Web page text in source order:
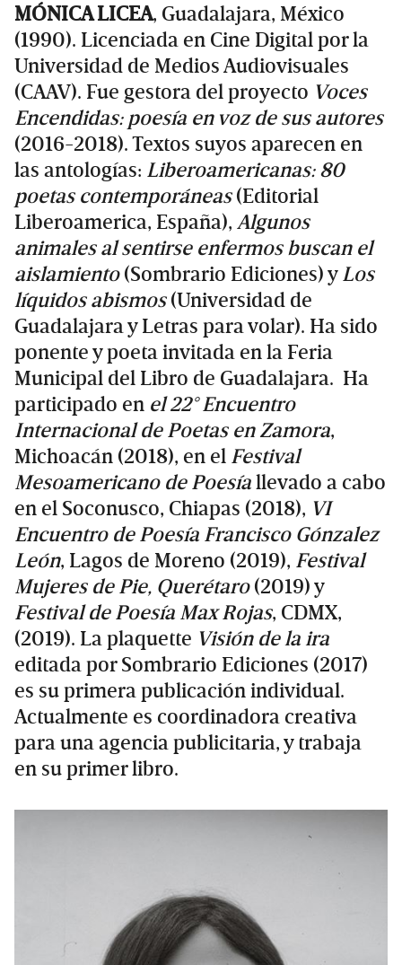
MÓNICA LICEA, Guadalajara, México
(1990). Licenciada en Cine Digital por la
Universidad de Medios Audiovisuales
(CAAV). Fue gestora del proyecto Voces
Encendidas: poesía en voz de sus autores
(2016-2018). Textos suyos aparecen en
las antologías: Liberoamericanas: 80
poetas contemporáneas(Editorial
Liberoamerica, España), Algunos
animales al sentirse enfermos buscan el
aislamiento(Sombrario Ediciones) yLos
líquidos abismos(Universidad de
Guadalajara y Letras para volar). Ha sido
ponente y poeta invitada en la Feria
Municipal del Libro de Guadalajara. Ha
participado en el 22° Encuentro
Internacional de Poetas en Zamora,
Michoacán (2018), en el Festival
Mesoamericano de Poesíallevado a cabo
en el Soconusco, Chiapas (2018), VI
Encuentro de Poesía Francisco Gónzalez
León, Lagos de Moreno (2019), Festival
Mujeres de Pie, Querétaro(2019) y
Festival de Poesía Max Rojas, CDMX,
(2019). La plaquette Visión de la ira
editada por Sombrario Ediciones (2017)
es su primera publicación individual.
Actualmente es coordinadora creativa
para una agencia publicitaria, y trabaja
en su primer libro.